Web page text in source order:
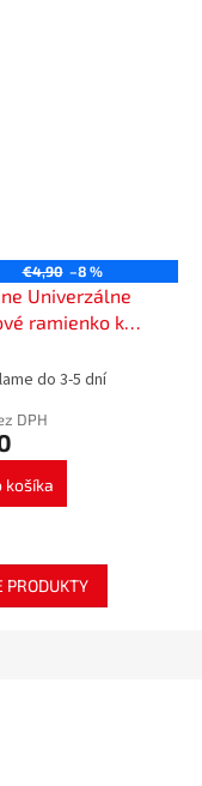
€4,90 –8 %
Univerzálne
ramienko k
do 3-5 dní
DPH
košíka
PRODUKTY